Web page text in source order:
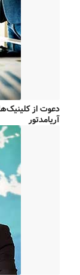
دعوت از
آریامدتور